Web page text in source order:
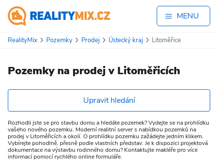
MENU
RealityMix Pozemky Prodej Ústecký kraj Litoměřice
Pozemky na prodej v Litoměřicích
Upravit hledání
Rozhodli jste se pro stavbu domu a hledáte pozemek? Vydejte se na prohlídku
vašeho nového pozemku. Moderní realitní server s nabídkou pozemků na
prodej v Litoměřicích a okolí. O prohlídku pozemku zažádejte jedním klikem.
Vybírejte pohodlně, přesně podle vlastních představ. Je k dispozici projektová
dokumentace na výstavbu rodinného domu? Kontaktujte makléře pro více
informací pomocí rychlého online formuláře.